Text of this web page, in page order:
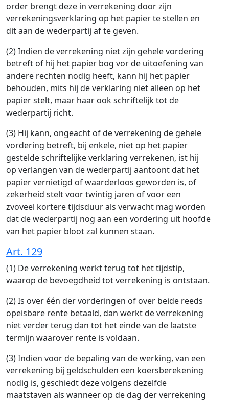
order brengt deze in verrekening door zijn
verrekeningsverklaring op het papier te stellen en
dit aan de wederpartij af te geven.
(2) Indien de verrekening niet zijn gehele vordering
betreft of hij het papier bog vor de uitoefening van
andere rechten nodig heeft, kann hij het papier
behouden, mits hij de verklaring niet alleen op het
papier stelt, maar haar ook schriftelijk tot de
wederpartij richt.
(3) Hij kann, ongeacht of de verrekening de gehele
vordering betreft, bij enkele, niet op het papier
gestelde schriftelijke verklaring verrekenen, ist hij
op verlangen van de wederpartij aantoont dat het
papier vernietigd of waarderloos geworden is, of
zekerheid stelt voor twintig jaren of voor een
zvoveel kortere tijdsduur als verwacht mag worden
dat de wederpartij nog aan een vordering uit hoofde
van het papier bloot zal kunnen staan.
Art. 129
(1) De verrekening werkt terug tot het tijdstip,
waarop de bevoegdheid tot verrekening is ontstaan.
(2) Is over één der vorderingen of over beide reeds
opeisbare rente betaald, dan werkt de verrekening
niet verder terug dan tot het einde van de laatste
termijn waarover rente is voldaan.
(3) Indien voor de bepaling van de werking, van een
verrekening bij geldschulden een koersberekening
nodig is, geschiedt deze volgens dezelfde
maatstaven als wanneer op de dag der verrekening